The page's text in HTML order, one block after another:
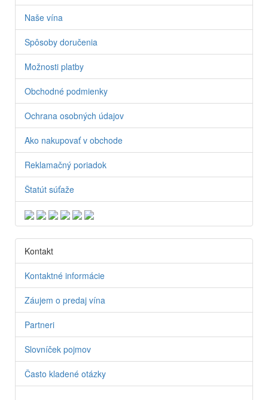
Naše vína
Spôsoby doručenia
Možnosti platby
Obchodné podmienky
Ochrana osobných údajov
Ako nakupovať v obchode
Reklamačný poriadok
Štatút súťaže
Kontakt
Kontaktné informácie
Záujem o predaj vína
Partneri
Slovníček pojmov
Často kladené otázky